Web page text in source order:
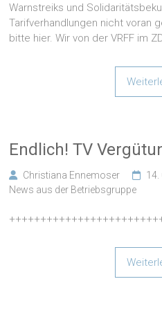
Warnstreiks und
Tarifverhandlungen nicht voran
bitte hier. Wir von der VRFF im
Endlich! TV
Christiana Ennemoser 14.
News aus der Betriebsgruppe